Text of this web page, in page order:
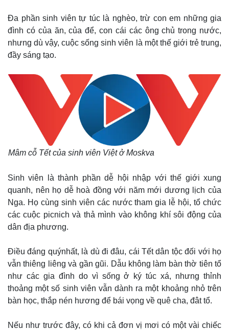
Đa phần sinh viên tự túc là nghèo, trừ con em những gia
đình có của ăn, của để, con cái các ông chủ trong nước,
nhưng dù vậy, cuộc sống sinh viên là một thế giới trẻ trung,
đầy sáng tạo.
Mâm cỗ Tết của sinh viên Việt ở Moskva
Sinh viên là thành phần dễ hội nhập với thế giới xung
quanh, nên họ dễ hoà đồng với năm mới dương lịch của
Nga. Họ cùng sinh viên các nước tham gia lễ hội, tổ chức
các cuộc picnich và thả mình vào không khí sôi động của
dân địa phương.
Điều đáng quýnhất, là dù đi đâu, cái Tết dân tộc đối với họ
vẫn thiêng liêng và gần gũi. Dẫu không làm bàn thờ tiên tổ
như các gia đình do vì sống ở ký túc xá, nhưng thỉnh
thoảng một số sinh viên vẫn dành ra một khoảng nhỏ trên
bàn học, thắp nén hương để bái vọng về quê cha, đât tổ.
Nếu như trước đây, có khi cả đơn vị mơi có một vài chiếc